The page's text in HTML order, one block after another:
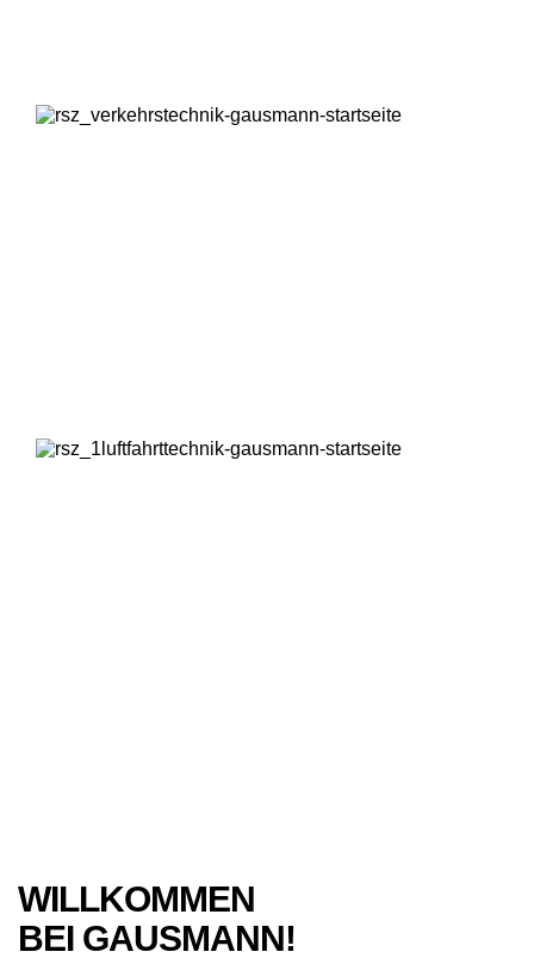
VERKEHRSTECHNIK
LUFTFAHRTTECHNIK
WILLKOMMEN
BEI GAUSMANN!